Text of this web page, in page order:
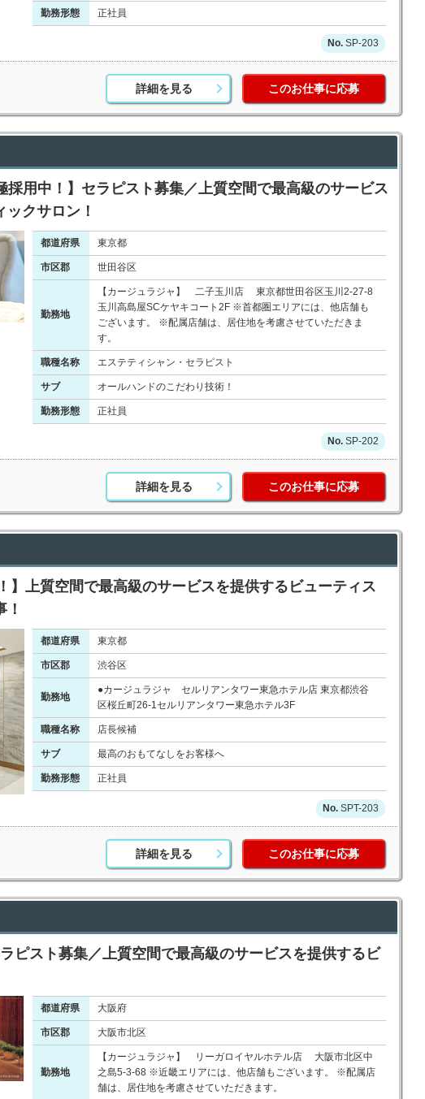
勤務形態 正社員
SP-203
詳細を見る このお仕事に応募
採用中！】セラピスト募集／上質空間で最高級のサービス
クサロン！
都道府県 東京都
市区郡 世田谷区
勤務地
【カージュラジャ】 二子玉川店 東京都世田谷区玉川2-27-8
玉川高島屋SCケヤキコート2F ※首都圏エリアには、他店舗も
ございます。 ※配属店舗は、居住地を考慮させていただきま
す。
職種名称 エステティシャン・セラピスト
サブ オールハンドのこだわり技術！
勤務形態 正社員
SP-202
詳細を見る このお仕事に応募
】上質空間で最高級のサービスを提供するビューティス
都道府県 東京都
市区郡 渋谷区
勤務地
●カージュラジャ セルリアンタワー東急ホテル店 東京都渋谷
区桜丘町26-1セルリアンタワー東急ホテル3F
職種名称 店長候補
サブ 最高のおもてなしをお客様へ
勤務形態 正社員
SPT-203
詳細を見る このお仕事に応募
ピスト募集／上質空間で最高級のサービスを提供するビ
都道府県 大阪府
市区郡 大阪市北区
勤務地
【カージュラジャ】 リーガロイヤルホテル店 大阪市北区中
之島5-3-68 ※近畿エリアには、他店舗もございます。 ※配属店
舗は、居住地を考慮させていただきます。